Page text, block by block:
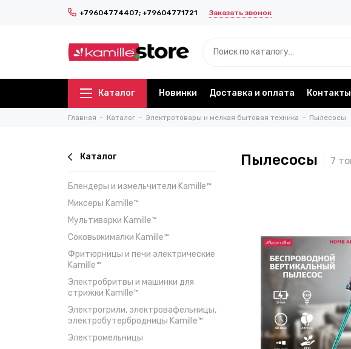
+79604774407; +79604771721 Заказать звонок
Каталог Новинки Доставка и оплата Контакты
Главная Каталог Электротовары и мелкая бытовая техника Пылесосы
Каталог
Блендеры и измельчители Kamille™
Миксеры Kamille™
Мультиварки Kamille™
Соковыжималки Kamille™
Фритюрницы и печи электрические
Kamille™
Электробритвы и машинки для
стрижки Kamille™
Электрогрили, электровафельницы,
электробутербродницы Kamille™
Электромельницы
Пылесосы